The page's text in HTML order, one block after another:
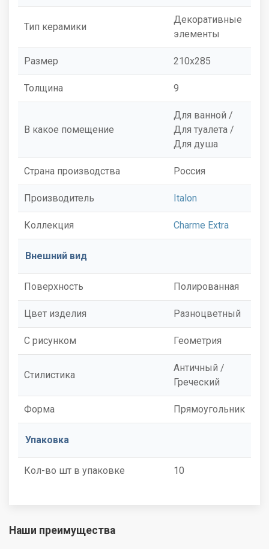
Тип керамики
Декоративные
элементы
Размер 210x285
Толщина 9
В какое помещение
Для ванной /
Для туалета /
Для душа
Страна производства Россия
Производитель Italon
Коллекция Charme Extra
Внешний вид
Поверхность Полированная
Цвет изделия Разноцветный
С рисунком Геометрия
Стилистика
Античный /
Греческий
Форма Прямоугольник
Упаковка
Кол-во шт в упаковке 10
Наши преимущества